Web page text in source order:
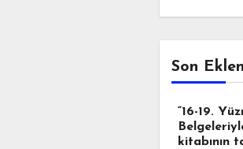
Son
“16-19.
kitabının